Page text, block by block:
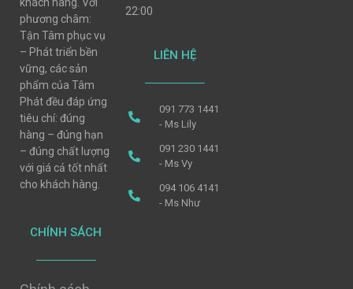
phương châm:
Tận Tâm phục vụ
– Phát triển bền
vững, các sản
phẩm của Tâm
Phát đều đáp ứng
tiêu chí: đúng
hàng – đúng hạn
– đúng chất lượng
với giá cả tốt nhất
cho khách hàng.
CHÍNH SÁCH
22:00
LIÊN HỆ
091 773 1441
- Ms Lily
091 230 1441
- Ms Vy
094 106 4141
- Ms Như